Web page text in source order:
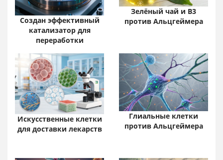
Создан эффективный
катализатор для
переработки
Зелёный чай и B3
против Альцгеймера
Искусственные клетки
для доставки лекарств
Глиальные клетки
против Альцгеймера